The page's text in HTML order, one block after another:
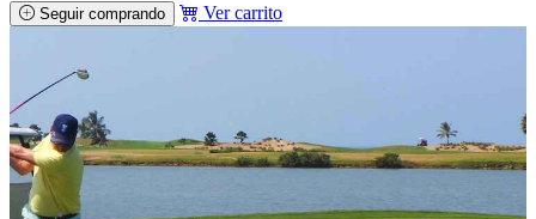
Seguir comprando Ver carrito